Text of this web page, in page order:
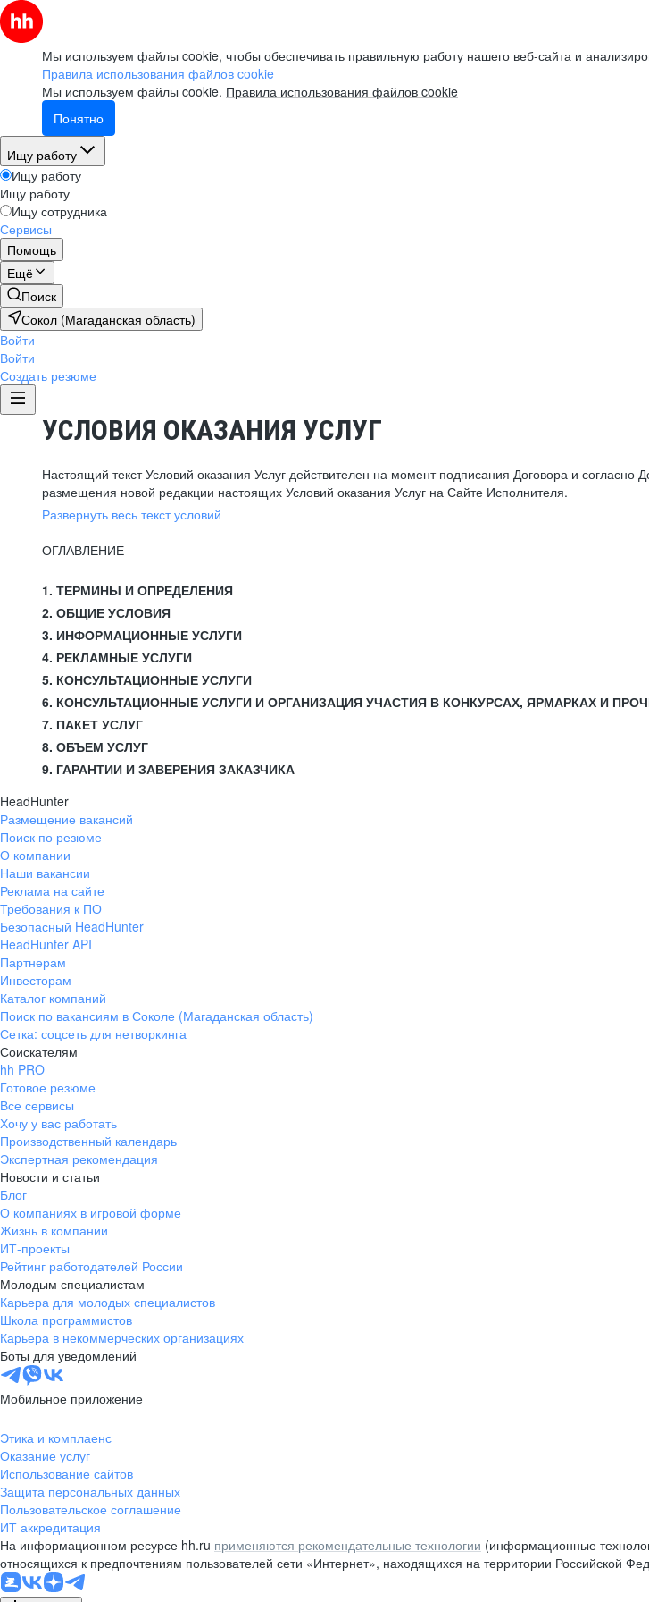
Мы используем файлы cookie, чтобы обеспечивать правильную работу нашего веб-сайта и
Правила использования файлов cookie
Мы используем файлы cookie. Правила использования файлов cookie
Понятно
Ищу работу
Ищу работу
Ищу работу
Ищу сотрудника
Сервисы
Помощь
Ещё
Поиск
Сокол (Магаданская область)
Войти
Войти
Создать резюме
УСЛОВИЯ ОКАЗАНИЯ УСЛУГ
Настоящий текст Условий оказания Услуг действителен на момент подписания Договора и
размещения новой редакции настоящих Условий оказания Услуг на Сайте Исполнителя.
Развернуть весь текст условий
ОГЛАВЛЕНИЕ
1. ТЕРМИНЫ И ОПРЕДЕЛЕНИЯ
2. ОБЩИЕ УСЛОВИЯ
3. ИНФОРМАЦИОННЫЕ УСЛУГИ
4. РЕКЛАМНЫЕ УСЛУГИ
5. КОНСУЛЬТАЦИОННЫЕ УСЛУГИ
6. КОНСУЛЬТАЦИОННЫЕ УСЛУГИ И ОРГАНИЗАЦИЯ УЧАСТИЯ В КОНКУРСАХ, ЯРМАРКАХ И
7. ПАКЕТ УСЛУГ
8. ОБЪЕМ УСЛУГ
9. ГАРАНТИИ И ЗАВЕРЕНИЯ ЗАКАЗЧИКА
HeadHunter
Размещение вакансий
Поиск по резюме
О компании
Наши вакансии
Реклама на сайте
Требования к ПО
Безопасный HeadHunter
HeadHunter API
Партнерам
Инвесторам
Каталог компаний
Поиск по вакансиям в Соколе (Магаданская область)
Сетка: соцсеть для нетворкинга
Соискателям
hh PRO
Готовое резюме
Все сервисы
Хочу у вас работать
Производственный календарь
Экспертная рекомендация
Новости и статьи
Блог
О компаниях в игровой форме
Жизнь в компании
ИТ-проекты
Рейтинг работодателей России
Молодым специалистам
Карьера для молодых специалистов
Школа программистов
Карьера в некоммерческих организациях
Боты для уведомлений
Мобильное приложение
Этика и комплаенс
Оказание услуг
Использование сайтов
Защита персональных данных
Пользовательское соглашение
ИТ аккредитация
На информационном ресурсе hh.ru применяются рекомендательные технологии (информационные
относящихся к предпочтениям пользователей сети «Интернет», находящихся на территории Российской